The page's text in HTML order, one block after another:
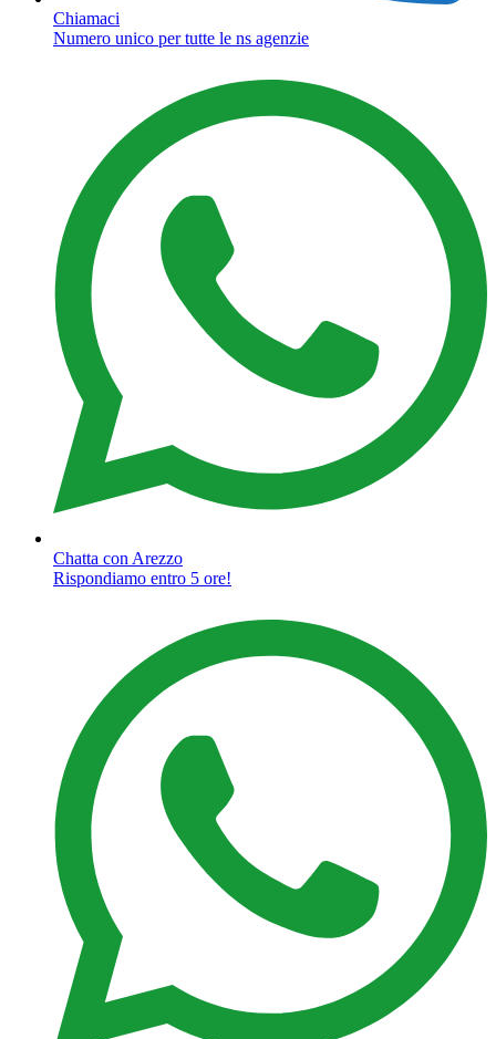
Chiamaci
Numero unico per tutte le ns agenzie
Chatta con Arezzo
Rispondiamo entro 5 ore!